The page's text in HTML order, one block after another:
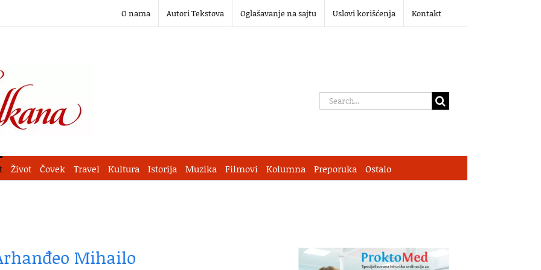
O nama Autori Tekstova Oglašavanje na sajtu Uslovi korišćenja Kontakt
Search
Život Čovek Travel Kultura Istorija Muzika Filmovi Kolumna Preporuka Ostalo
Mihailo